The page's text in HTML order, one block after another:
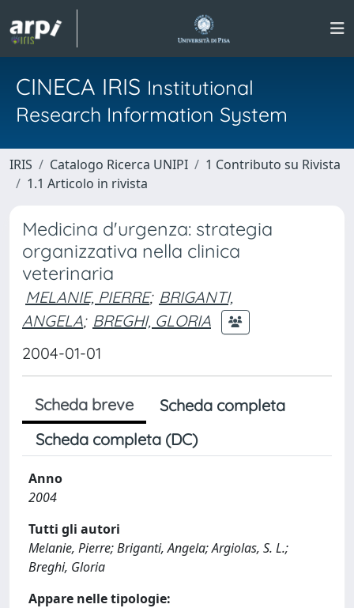
CINECA IRIS Institutional
Research Information System
IRIS Catalogo Ricerca UNIPI
1 Contributo su Rivista
1.1 Articolo in rivista
Medicina d'urgenza: strategia
organizzativa nella clinica
veterinaria
MELANIE, PIERRE; BRIGANTI,
ANGELA; BREGHI, GLORIA
2004-01-01
Scheda breve
Scheda completa
Scheda completa (DC)
Anno
2004
Tutti gli autori
Melanie, Pierre; Briganti, Angela; Argiolas, S. L.;
Breghi, Gloria
Appare nelle tipologie: